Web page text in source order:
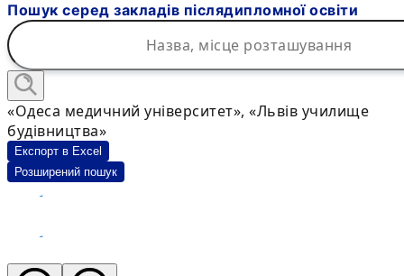
Пошук серед закладів післядипломної освіти
«Одеса медичний університет», «Львів училище
будівництва»
Експорт в Excel
Розширений пошук